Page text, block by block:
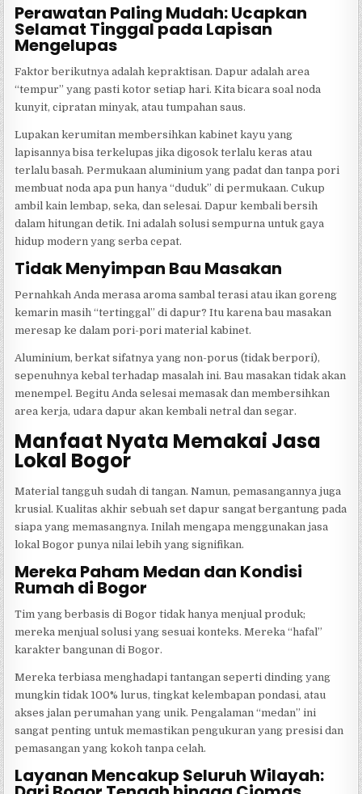
Perawatan Paling Mudah: Ucapkan
Selamat Tinggal pada Lapisan
Mengelupas
Faktor berikutnya adalah kepraktisan. Dapur adalah area
“tempur” yang pasti kotor setiap hari. Kita bicara soal noda
kunyit, cipratan minyak, atau tumpahan saus.
Lupakan kerumitan membersihkan kabinet kayu yang
lapisannya bisa terkelupas jika digosok terlalu keras atau
terlalu basah. Permukaan aluminium yang padat dan tanpa pori
membuat noda apa pun hanya “duduk” di permukaan. Cukup
ambil kain lembap, seka, dan selesai. Dapur kembali bersih
dalam hitungan detik. Ini adalah solusi sempurna untuk gaya
hidup modern yang serba cepat.
Tidak Menyimpan Bau Masakan
Pernahkah Anda merasa aroma sambal terasi atau ikan goreng
kemarin masih “tertinggal” di dapur? Itu karena bau masakan
meresap ke dalam pori-pori material kabinet.
Aluminium, berkat sifatnya yang non-porus (tidak berpori),
sepenuhnya kebal terhadap masalah ini. Bau masakan tidak akan
menempel. Begitu Anda selesai memasak dan membersihkan
area kerja, udara dapur akan kembali netral dan segar.
Manfaat Nyata Memakai Jasa
Lokal Bogor
Material tangguh sudah di tangan. Namun, pemasangannya juga
krusial. Kualitas akhir sebuah set dapur sangat bergantung pada
siapa yang memasangnya. Inilah mengapa menggunakan jasa
lokal Bogor punya nilai lebih yang signifikan.
Mereka Paham Medan dan Kondisi
Rumah di Bogor
Tim yang berbasis di Bogor tidak hanya menjual produk;
mereka menjual solusi yang sesuai konteks. Mereka “hafal”
karakter bangunan di Bogor.
Mereka terbiasa menghadapi tantangan seperti dinding yang
mungkin tidak 100% lurus, tingkat kelembapan pondasi, atau
akses jalan perumahan yang unik. Pengalaman “medan” ini
sangat penting untuk memastikan pengukuran yang presisi dan
pemasangan yang kokoh tanpa celah.
Layanan Mencakup Seluruh Wilayah: